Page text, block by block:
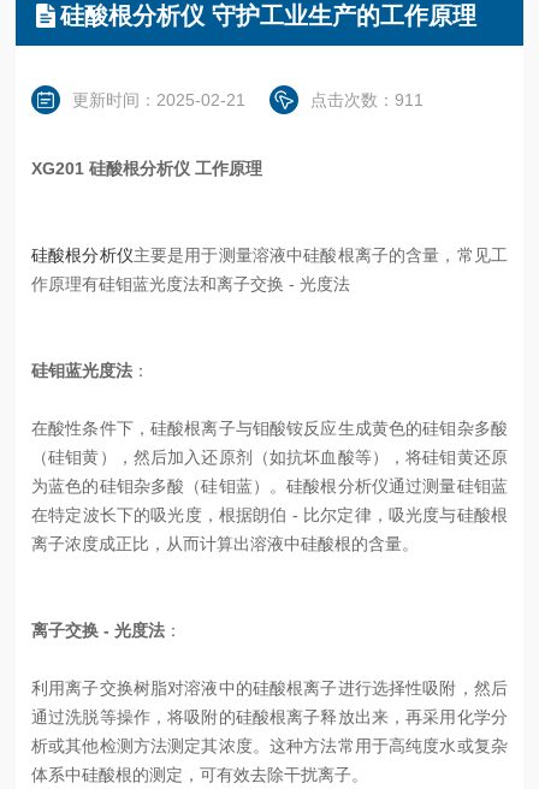
硅酸根分析仪 守护工业生产的工作原理
更新时间：2025-02-21 点击次数：911
XG201 硅酸根分析仪 工作原理
硅酸根分析仪主要是用于测量溶液中硅酸根离子的含量，常见工
作原理有硅钼蓝光度法和离子交换 - 光度法
硅钼蓝光度法 ：
在酸性条件下，硅酸根离子与钼酸铵反应生成黄色的硅钼杂多酸
（硅钼黄），然后加入还原剂（如抗坏血酸等），将硅钼黄还原
为蓝色的硅钼杂多酸（硅钼蓝）。硅酸根分析仪通过测量硅钼蓝
在特定波长下的吸光度，根据朗伯 - 比尔定律，吸光度与硅酸根
离子浓度成正比，从而计算出溶液中硅酸根的含量。
离子交换 - 光度法 ：
利用离子交换树脂对溶液中的硅酸根离子进行选择性吸附，然后
通过洗脱等操作，将吸附的硅酸根离子释放出来，再采用化学分
析或其他检测方法测定其浓度。这种方法常用于高纯度水或复杂
体系中硅酸根的测定，可有效去除干扰离子。